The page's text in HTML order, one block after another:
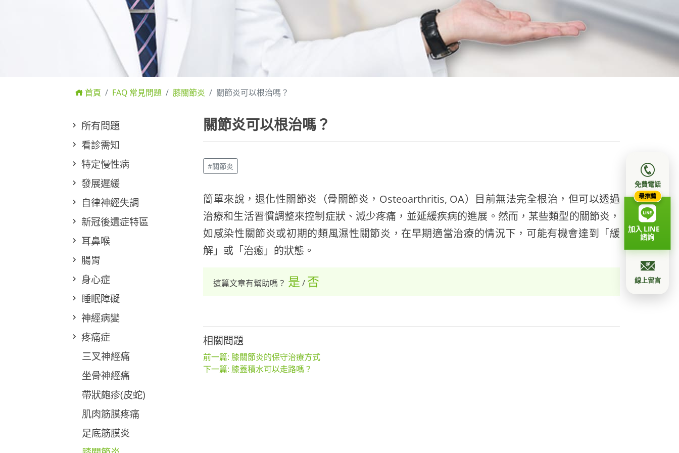
首頁 FAQ 常見問題 膝關節炎 關節炎可以根治嗎？
所有問題
看診需知
特定慢性病
發展遲緩
自律神經失調
新冠後遺症特區
耳鼻喉
腸胃
身心症
睡眠障礙
神經病變
疼痛症
三叉神經痛
坐骨神經痛
帶狀皰疹(皮蛇)
肌肉筋膜疼痛
足底筋膜炎
關節炎可以根治嗎？
#關節炎
簡單來說，退化性關節炎（骨關節炎，Osteoarthritis, OA）目前無法完全根治，但可以透過
治療和生活習慣調整來控制症狀、減少疼痛，並延緩疾病的進展。然而，某些類型的關節炎，
如感染性關節炎或初期的類風濕性關節炎，在早期適當治療的情況下，可能有機會達到「緩
解」或「治癒」的狀態。
這篇文章有幫助嗎？ 是 / 否
相關問題
前一篇: 膝關節炎的保守治療方式
下一篇: 膝蓋積水可以走路嗎？
免費電話
最推薦
加入 LINE
諮詢
線上留言